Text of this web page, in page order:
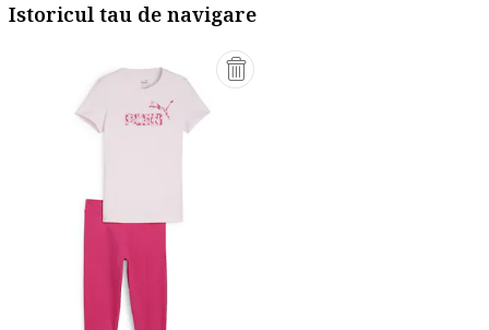
Istoricul tau de navigare